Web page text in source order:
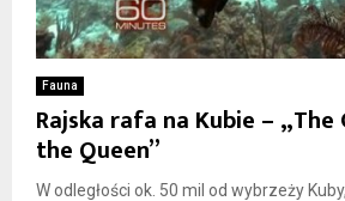
Fauna
Rajska rafa na Kubie –
the Queen”
W odległości ok. 50 mil od wybrzeży